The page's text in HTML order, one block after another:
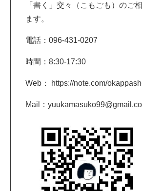
「書く」交々（こもごも）のご
ます。
電話：096-431-0207
時間：8:30-17:30
Web： https://note.com/
Mail：